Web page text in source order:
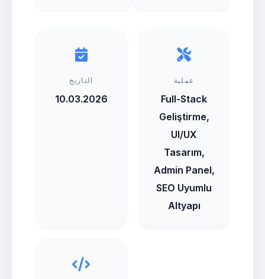
التاريخ
10.03.2026
عملية
Full-Stack
Geliştirme,
UI/UX
Tasarım,
Admin Panel,
SEO Uyumlu
Altyapı